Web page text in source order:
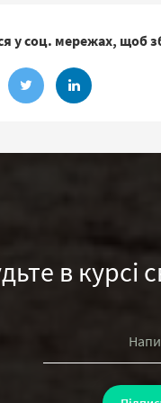
у соц. мережах, щоб
в курсі